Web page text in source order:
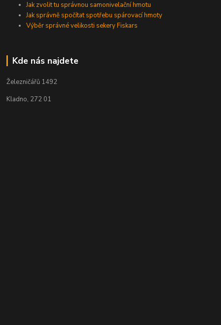
Jak zvolit tu správnou samonivelační hmotu
Jak správně spočítat spotřebu spárovací hmoty
Výběr správné velikosti sekery Fiskars
Kde nás najdete
Železničářů 1492
Kladno, 272 01